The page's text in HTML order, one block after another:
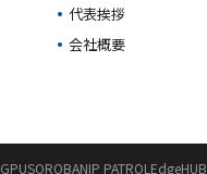
代表挨拶
会社概要
GPUSOROBANIP PATROL EdgeHUB